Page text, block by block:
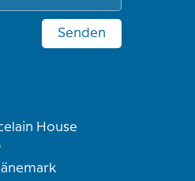
Senden
House